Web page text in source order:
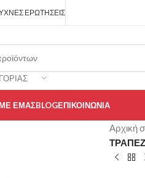
ΕΡΩΤΉΣΕΙΣ
ΕΜΆΣBLOGΕΠΙΚΟΙΝΩΝΊΑ
Αρχική